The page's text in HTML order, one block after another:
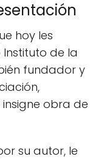
hoy les
de la
fundador y
obra de
su autor, le